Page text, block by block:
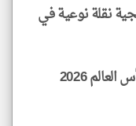
نقلة نوعية في
موعد ماتش مصر والأرجنتين في كأس العالم 2026